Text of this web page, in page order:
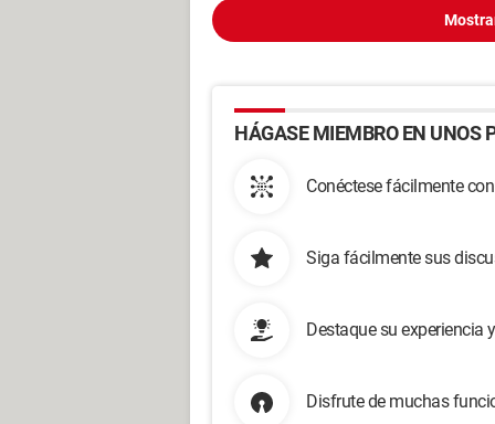
HÁGASE MIEMBRO EN UNOS
Conéctese fácilmente
Siga fácilmente sus
Destaque su experiencia
Disfrute de muchas